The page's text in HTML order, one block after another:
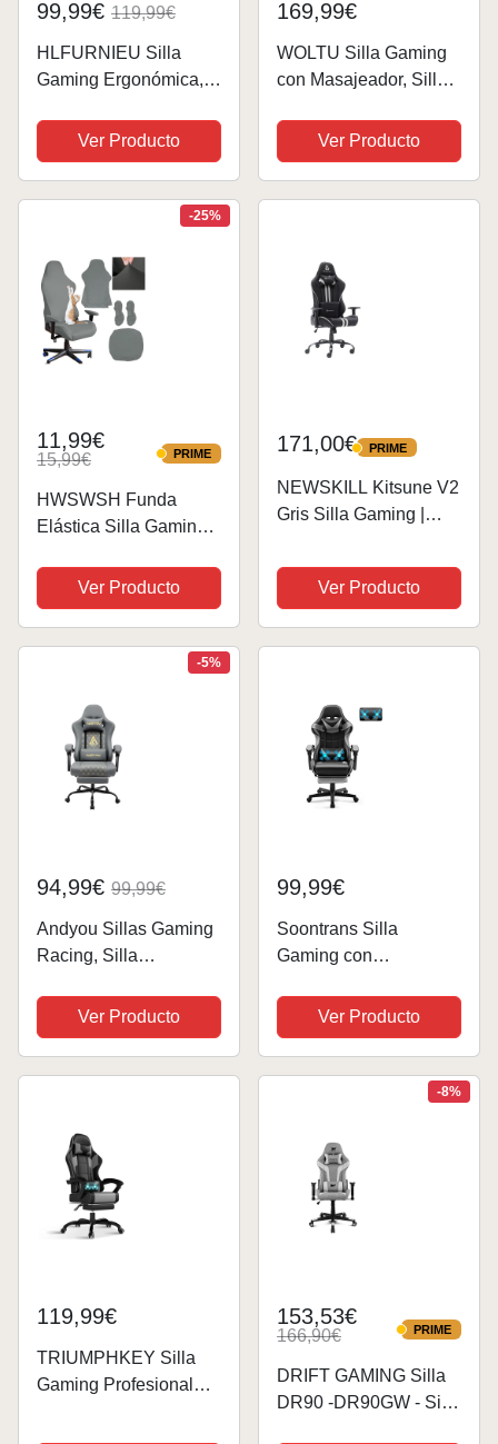
99,99€ 119,99€
HLFURNIEU Silla
Gaming Ergonómica,
Reposapiés y Soporte
Lumbar, Silla
Ordenador con Spring
Cushion, Sillon Gamer
Respaldo...
Ver Producto
169,99€
WOLTU Silla Gaming
con Masajeador, Silla
Silla Escritorio con
Reposacabezas, y
Soporte Lumbar, Sillon
Ver Producto
-25%
11,99€
15,99€ PRIME
PRIME
HWSWSH Funda
Elástica Silla Gaming
de Juego Cubierta
Silla Gaming Fundas
para Sillas de Oficina
Ajustables con Brazos
Ver Producto
171,00€ PRIME
PRIME
NEWSKILL Kitsune V2
Gris Silla Gaming |
Ver Producto
-5%
94,99€ 99,99€
Andyou Sillas Gaming
Racing, Silla
con Soporte Lumbar,
Silla Gamer Adulto
Silla Ordenador con
Ver Producto
99,99€
Soontrans Silla
Gaming con
Gamer con
Reposapiés &
Reposacabeza &
Gaming para
Livestreaming
Youtube...
Ver Producto
119,99€
TRIUMPHKEY Silla
Gaming Profesional
-8%
153,53€
166,90€ PRIME
PRIME
DRIFT GAMING Silla
DR90 -DR90GW - Silla